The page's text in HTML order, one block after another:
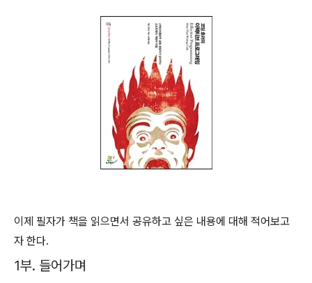
이제 필자가 책을 읽으면서 공유하고 싶은 내용에 대해 적어보고
자 한다.
1부. 들어가며